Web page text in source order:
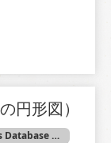
円形図）
Rekihaku Collection Database (Collections Database of the National Museum of Japanese History)